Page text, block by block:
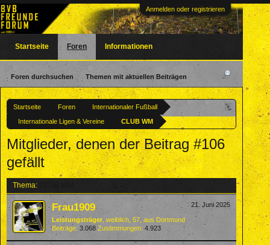
Anmelden oder registrieren
Startseite Foren
Internationaler Fußball
Internationale Ligen & Vereine
CLUB WM
Mitglieder, denen der Beitrag #106
gefällt
Thema:
21. Juni 2025
Frau1909
Leistungsträger, weiblich, 57, aus Dortmund
Beiträge: 3.068 Zustimmungen: 4.923
Startseite Foren
Foren durchsuchen Themen mit aktuellen Beiträgen
Informationen